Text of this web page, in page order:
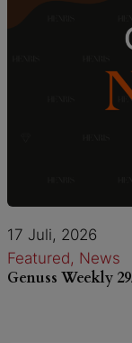
17 Juli, 2026
Featured, News
Genuss Weekly